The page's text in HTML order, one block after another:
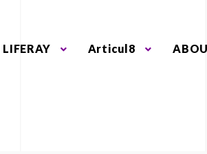
LIFERAY Articul8